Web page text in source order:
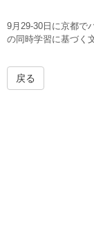
9月29-30日に京都で
の同時学習に基づく
戻る